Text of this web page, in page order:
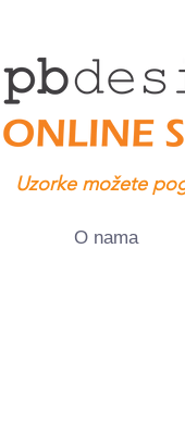
Uzorke možete
O nama